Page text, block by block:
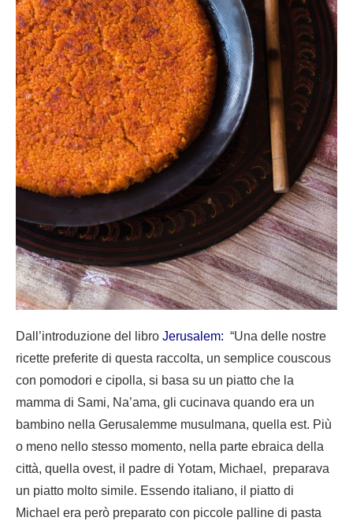
Dall’introduzione del libro Jerusalem: “Una delle nostre
ricette preferite di questa raccolta, un semplice couscous
con pomodori e cipolla, si basa su un piatto che la
mamma di Sami, Na’ama, gli cucinava quando era un
bambino nella Gerusalemme musulmana, quella est. Più
o meno nello stesso momento, nella parte ebraica della
città, quella ovest, il padre di Yotam, Michael, preparava
un piatto molto simile. Essendo italiano, il piatto di
Michael era però preparato con piccole palline di pasta